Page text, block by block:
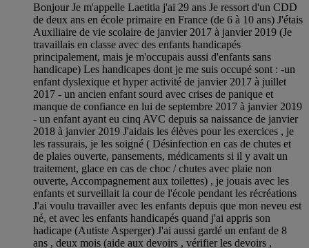
Bonjour Je m'appelle Laetitia j'ai 29 ans Je ressort d'un CDD
de deux ans en école primaire en France (de 6 à 10 ans) J'étais
Auxiliaire de vie scolaire de janvier 2017 à janvier 2019 (Je
travaillais en classe avec des enfants handicapés
principalement, mais je m'occupais aussi d'enfants sans
handicape) Les handicapes dont je me suis occupé sont : -un
enfant dyslexique et hyper activité de janvier 2017 à juillet
2017 - un ancien enfant sourd avec crises de panique et
manque de confiance en lui de septembre 2017 à janvier 2019
- un enfant ayant eu cinq AVC depuis sa naissance de janvier
2018 à janvier 2019 J'aidais les élèves pour les exercices , je
les rassurais, je les soigné ( Désinfection en cas de chutes et
de plaies ouverte, pansements, médicaments si il y avait un
traitement, glace en cas de choc / chutes avec plaie non
ouverte, Accompagnement aux toilettes) , je jouais avec les
enfants et surveillait la cour de l'école pendant les récréations
J'ai voulu travailler avec les enfants depuis que mon neveu est
né, et avec les enfants handicapés quand j'ai appris son
hadicape (Autiste Asperger) J'ai aussi gardé un enfant de 8
ans , deux mois (aide aux devoirs , vérifier les devoirs ,